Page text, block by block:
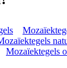
Mozaïektegels